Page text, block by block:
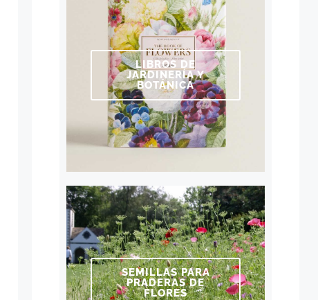
LIBROS DE
JARDINERÍA Y
BOTÁNICA
SEMILLAS PARA
PRADERAS DE
FLORES